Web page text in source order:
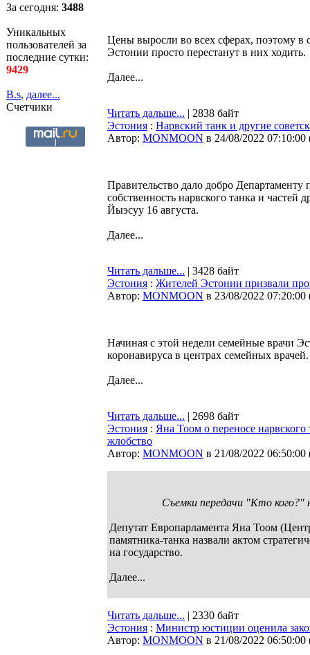
За сегодня: 3488
Уникальных
пользователей за
последние сутки:
9429
B.s, далее...
Счетчики
Цены выросли во всех сферах, поэтому в
Эстонии просто перестанут в них ходить.
Далее...
Читать дальше... | 2838 байт
Эстония : Нарвский танк и другие
Автор: MONMOON в 24/08/2022 07:10:00
Правительство дало добро
собственность нарвского танка и
Йыэсуу 16 августа.
Далее...
Читать дальше... | 3428 байт
Эстония : Жителей Эстонии призвали
Автор: MONMOON в 23/08/2022 07:20:00
Начиная с этой недели семейные врачи
коронавируса в центрах семейных врачей.
Далее...
Читать дальше... | 2698 байт
Эстония : Яна Тоом о переносе нарвского
жлобство
Автор: MONMOON в 21/08/2022 06:50:00
Съемки передачи "Кто
Депутат Европарламента Яна Тоом
памятника-танка назвали актом
на государство.
Далее...
Читать дальше... | 2330 байт
Эстония : Министр юстиции оценила
Автор: MONMOON в 21/08/2022 06:50:00